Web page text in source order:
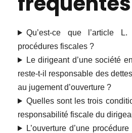
Qu’est-ce que l’article
procédures fiscales ?
Le dirigeant d’une société
reste-t-il responsable des
au jugement d’ouverture ?
Quelles sont les trois
responsabilité fiscale du
L’ouverture d’une